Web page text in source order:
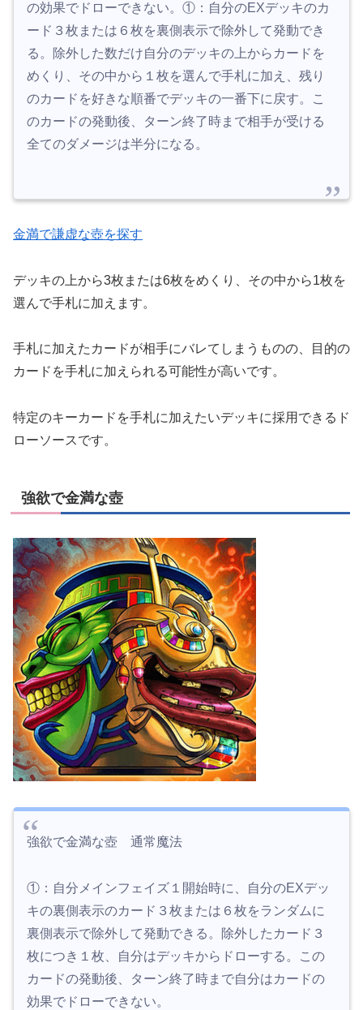
の効果でドローできない。①：自分のEXデッキのカ
ード３枚または６枚を裏側表示で除外して発動でき
る。除外した数だけ自分のデッキの上からカードを
めくり、その中から１枚を選んで手札に加え、残り
のカードを好きな順番でデッキの一番下に戻す。こ
のカードの発動後、ターン終了時まで相手が受ける
全てのダメージは半分になる。
金満で謙虚な壺を探す
デッキの上から3枚または6枚をめくり、その中から1枚を
選んで手札に加えます。
手札に加えたカードが相手にバレてしまうものの、目的の
カードを手札に加えられる可能性が高いです。
特定のキーカードを手札に加えたいデッキに採用できるド
ローソースです。
強欲で金満な壺
強欲で金満な壺 通常魔法
①：自分メインフェイズ１開始時に、自分のEXデッ
キの裏側表示のカード３枚または６枚をランダムに
裏側表示で除外して発動できる。除外したカード３
枚につき１枚、自分はデッキからドローする。この
カードの発動後、ターン終了時まで自分はカードの
効果でドローできない。